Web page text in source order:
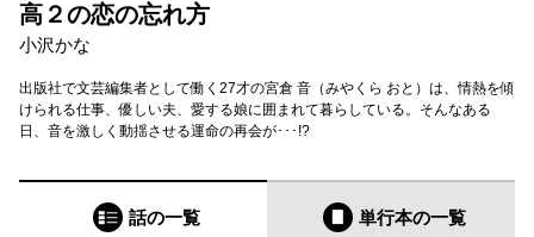
高２の恋の忘れ方
小沢かな
出版社で文芸編集者として働く27才の宮倉 音（みやくら おと）は、情熱を傾
けられる仕事、優しい夫、愛する娘に囲まれて暮らしている。そんなある
日、音を激しく動揺させる運命の再会が･･･!?
話の一覧 単行本の一覧